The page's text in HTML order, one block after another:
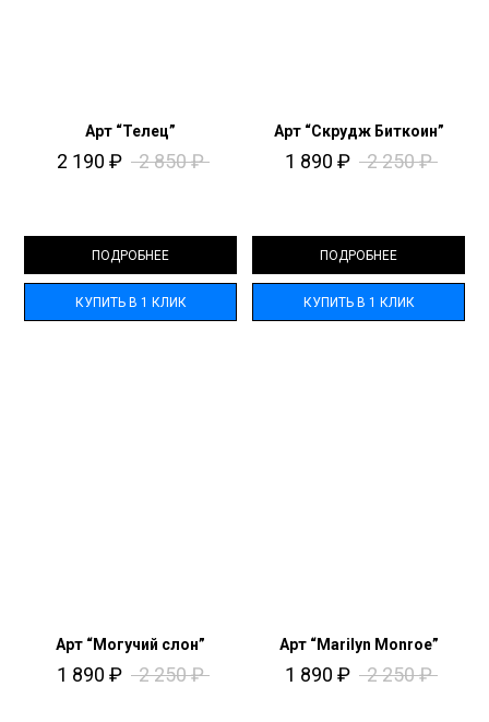
Арт “Телец”
2 190 ₽ 2 850₽
ПОДРОБНЕЕ
КУПИТЬ В 1 КЛИК
Арт “Скрудж Биткоин”
1 890 ₽ 2 250₽
ПОДРОБНЕЕ
КУПИТЬ В 1 КЛИК
Арт “Могучий слон”
1 890 ₽ 2 250₽
Арт “Marilyn Monroe”
1 890 ₽ 2 250₽